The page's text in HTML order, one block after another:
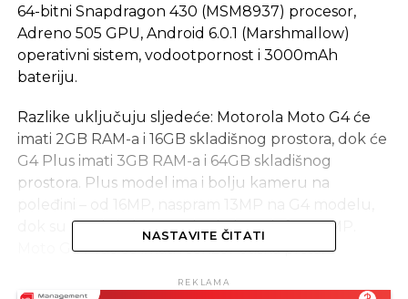
64-bitni Snapdragon 430 (MSM8937) procesor,
Adreno 505 GPU, Android 6.0.1 (Marshmallow)
operativni sistem, vodootpornost i 3000mAh
bateriju.
Razlike uključuju sljedeće: Motorola Moto G4 će
imati 2GB RAM-a i 16GB skladišnog prostora, dok će
G4 Plus imati 3GB RAM-a i 64GB skladišnog
prostora. Plus model ima i bolju kameru na
dok su prednje kamere kod oba telefona 5MP.
Moto G4 Plus će imati i senzor otiska prsta.
Izvor: NextPowerUp
NASTAVITE ČITATI
REKLAMA